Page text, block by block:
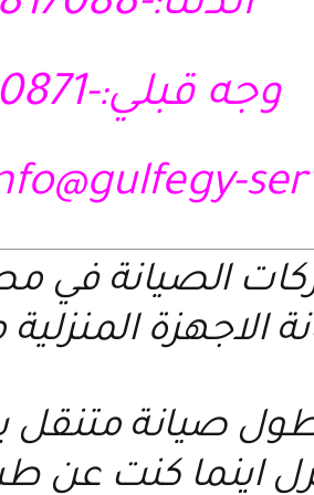
وجه قبلي:-01111500871
الصيانة
الاجهزة المنزلية منذ
صيانة متنقل
اينما كنت